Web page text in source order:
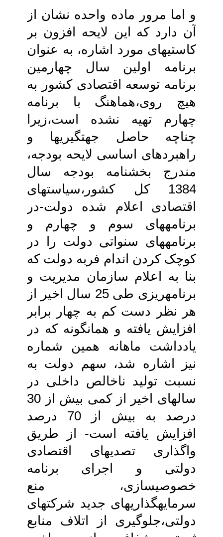
و اما مرور ماده واحده نشان از
آن دارد که‏ این لایحه افزون بر
کاستی‏های مورد اشاره، به عنوان
برنامه اولین سال چهارمین
برنامه‏ توسعه اقتصادی کشور به
هیچ روی،هماهنگ‏ با برنامه
چهارم تهیه نشده است،زیرا
چناچه‏ حاصل جهتگیری‏ها و
راهبردهای اساسی‏ لایحه بودجه،
مندرج بخشنامه بودجه سال‏
1384 کل کشور،سیاست‏های
اقتصادی‏ اعلام شده دولت-در
برنامه‏های سوم و چهارم و
برنامه‏های سنواتی دولت را در
کوچک کردن اندام فربه دولت که
بنا به اعلام‏ سازمان مدیریت و
برنامه‏ریزی طی 25 سال‏ اخیر از
هر نظر دست کم به چهار برابر
افزایش‏ یافته و همانگونه که در
یادداشت ماهانه همین‏ شماره
نیز اشاره شد، سهم دولت به
نسبت‏ تولید ناخالص داخلی در
سالهای اخیر از کمی‏ بیش از 30
درصد به بیش از 70 درصد
افزایش یافته است- از طریق
واگذاری‏ تصدی‏های اقتصادی
دولتی و اجرای برنامه‏
خصوصی‏سازی، منع
سرمایه‏گذاری‏های جدید شرکت‏های
دولتی،جلوگیری از اتلاف منابع‏